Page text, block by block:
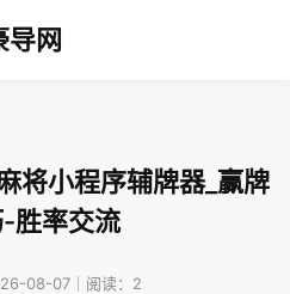
导网
将小程序辅牌器_赢牌
胜率交流
08-07｜阅读：2